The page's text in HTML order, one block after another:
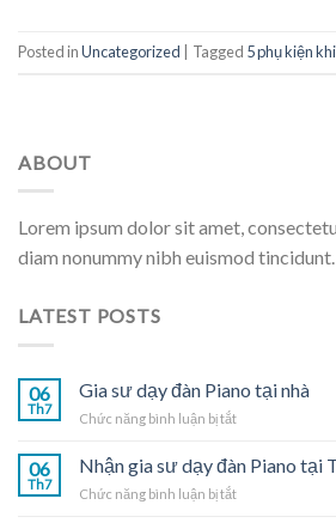
Posted inUncategorized Tagged 5 phụ kiện
ABOUT
Lorem ipsum dolor sit amet,
diam nonummy nibh euismod tincidunt.
LATEST POSTS
06
Th7
Gia sư dạy đàn Piano tại nhà
Chức năng bình luận bị tắtở
dạy
đàn
06
Th7
Nhận gia sư dạy đàn Piano tại
Chức năng bình luận bị tắtở